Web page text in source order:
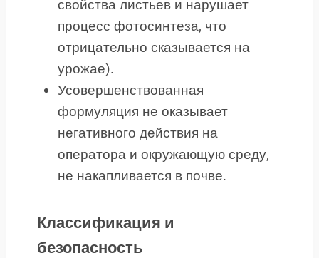
свойства листьев и нарушает
процесс фотосинтеза, что
отрицательно сказывается на
урожае).
Усовершенствованная
формуляция не оказывает
негативного действия на
оператора и окружающую среду,
не накапливается в почве.
Классификация и
безопасность